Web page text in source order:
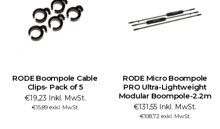
RODE Boompole Cable
Clips- Pack of 5
€19,23 Inkl. MwSt.
€15,89 exkl. MwSt.
RODE Micro Boompole
PRO Ultra-Lightweight
Modular Boompole-2.2m
€131,55 Inkl. MwSt.
€108,72 exkl. MwSt.